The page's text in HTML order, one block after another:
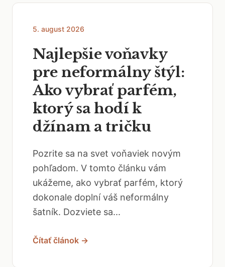
5. august 2026
Najlepšie voňavky
pre neformálny štýl:
Ako vybrať parfém,
ktorý sa hodí k
džínam a tričku
Pozrite sa na svet voňaviek novým
pohľadom. V tomto článku vám
ukážeme, ako vybrať parfém, ktorý
dokonale doplní váš neformálny
šatník. Dozviete sa...
Čítať článok →